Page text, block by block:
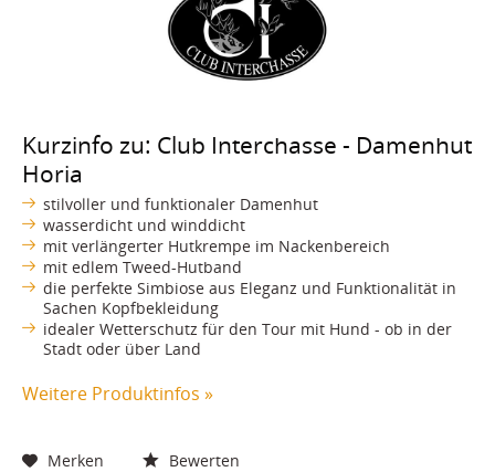
Kurzinfo zu: Club Interchasse - Damenhut
Horia
stilvoller und funktionaler Damenhut
wasserdicht und winddicht
mit verlängerter Hutkrempe im Nackenbereich
mit edlem Tweed-Hutband
die perfekte Simbiose aus Eleganz und Funktionalität in
Sachen Kopfbekleidung
idealer Wetterschutz für den Tour mit Hund - ob in der
Stadt oder über Land
Weitere Produktinfos »
Merken Bewerten